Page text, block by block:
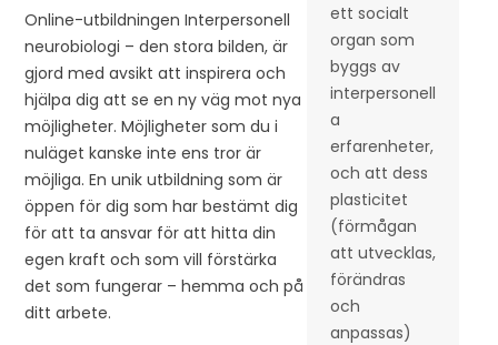
Online-utbildningen Interpersonell
neurobiologi – den stora bilden, är
gjord med avsikt att inspirera och
hjälpa dig att se en ny väg mot nya
möjligheter. Möjligheter som du i
nuläget kanske inte ens tror är
möjliga. En unik utbildning som är
öppen för dig som har bestämt dig
för att ta ansvar för att hitta din
egen kraft och som vill förstärka
det som fungerar – hemma och på
ditt arbete.
ett socialt
organ som
byggs av
interpersonell
a
erfarenheter,
och att dess
plasticitet
(förmågan
att utvecklas,
förändras
och
anpassas)